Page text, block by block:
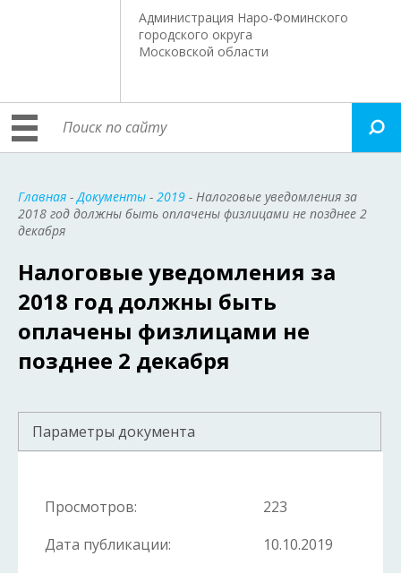
Администрация Наро-Фоминского
городского округа
Московской области
Главная -Документы - 2019 - Налоговые уведомления за
2018 год должны быть оплачены физлицами не позднее 2
декабря
Налоговые уведомления за
2018 год должны быть
оплачены физлицами не
позднее 2 декабря
Параметры документа
Просмотров:
223
Дата публикации:
10.10.2019